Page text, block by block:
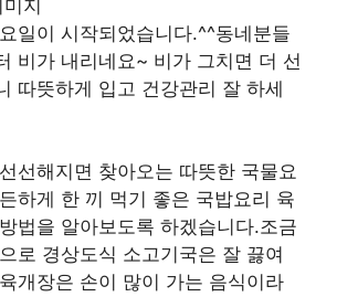
일이 시작되었습니다.^^동네분들
비가 내리네요~ 비가 그치면 더 선
따뜻하게 입고 건강관리 잘 하세
선해지면 찾아오는 따뜻한 국물요
하게 한 끼 먹기 좋은 국밥요리 육
법을 알아보도록 하겠습니다.조금
로 경상도식 소고기국은 잘 끓여
개장은 손이 많이 가는 음식이라